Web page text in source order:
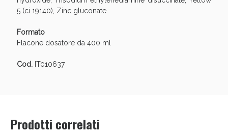
5 (ci 19140), Zinc gluconate.
Formato
Flacone dosatore da 400 ml
Cod.IT010637
Prodotti correlati